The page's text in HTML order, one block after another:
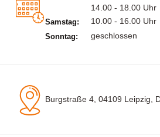
14.00 - 18.00 Uhr
Samstag: 10.00 - 16.00 Uhr
Sonntag: geschlossen
Burgstraße 4, 04109 Leipzig,